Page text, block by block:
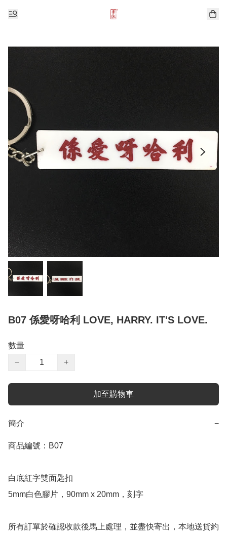
B07 係愛呀哈利 LOVE, HARRY. IT'S LOVE.
數量
−
+
加至購物車
簡介 −
商品編號：B07
白底紅字雙面匙扣
5mm白色膠片，90mm x 20mm，刻字
所有訂單於確認收款後馬上處理，並盡快寄出，本地送貨約